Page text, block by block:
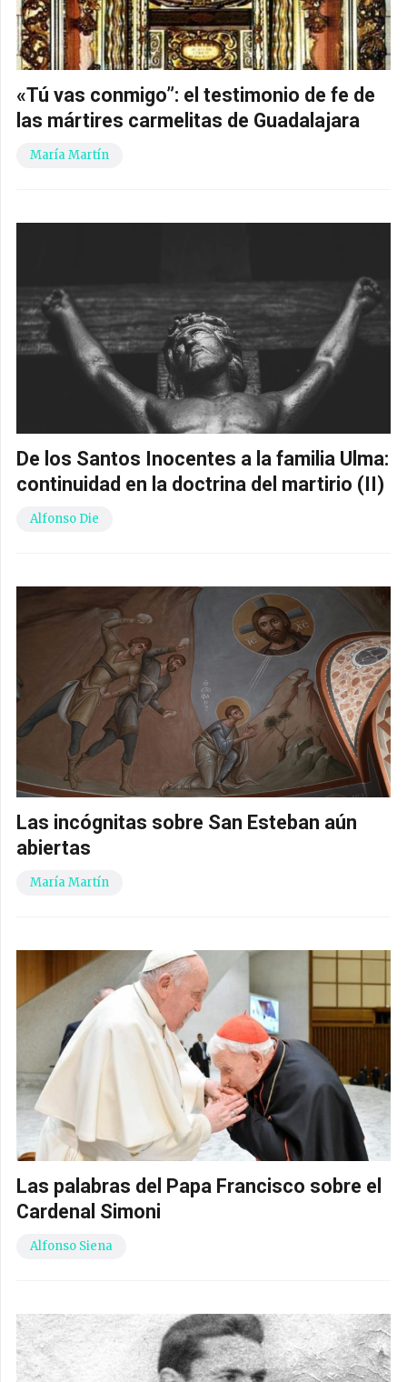
«Tú vas conmigo”: el testimonio de fe de
las mártires carmelitas de Guadalajara
María Martín
De los Santos Inocentes a la familia Ulma:
continuidad en la doctrina del martirio (II)
Alfonso Die
Las incógnitas sobre San Esteban aún
abiertas
María Martín
Las palabras del Papa Francisco sobre el
Cardenal Simoni
Alfonso Siena